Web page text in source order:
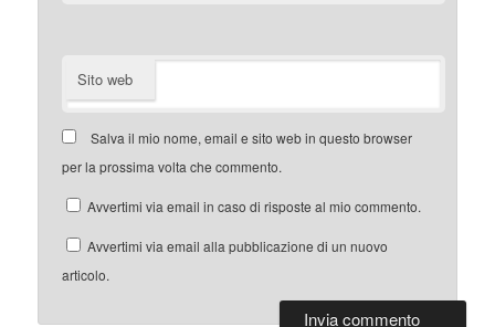
Sito web
Salva il mio nome, email e sito web in questo browser
per la prossima volta che commento.
Avvertimi via email in caso di risposte al mio commento.
Avvertimi via email alla pubblicazione di un nuovo
articolo.